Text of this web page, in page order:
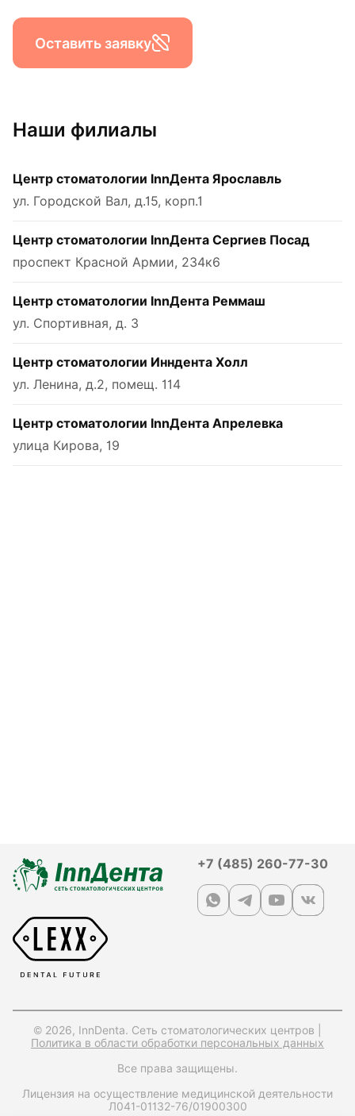
Оставить заявку
Наши филиалы
Центр стоматологии InnДента Ярославль
ул. Городской Вал, д.15, корп.1
Центр стоматологии InnДента Сергиев Посад
проспект Красной Армии, 234к6
Центр стоматологии InnДента Реммаш
ул. Спортивная, д. 3
Центр стоматологии Инндента Холл
ул. Ленина, д.2, помещ. 114
Центр стоматологии InnДента Апрелевка
улица Кирова, 19
+7 (485) 260-77-30
© 2026, InnDenta. Сеть стоматологических центров |
Политика в области обработки персональных данных
Все права защищены.
Лицензия на осуществление медицинской деятельности
Л041-01132-76/01900300